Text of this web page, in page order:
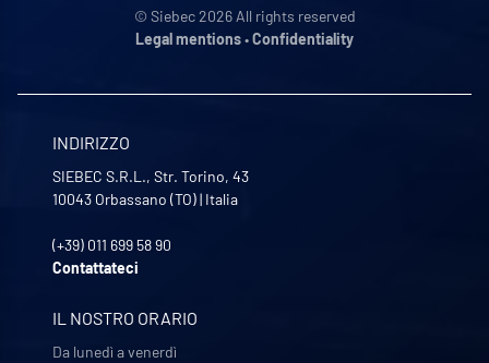
© Siebec 2026 All rights reserved
Legal mentions•Confidentiality
INDIRIZZO
SIEBEC S.R.L., Str. Torino, 43
10043 Orbassano (TO)| Italia
(+39) 011 699 58 90
Contattateci
IL NOSTRO ORARIO
Da lunedì a venerdì